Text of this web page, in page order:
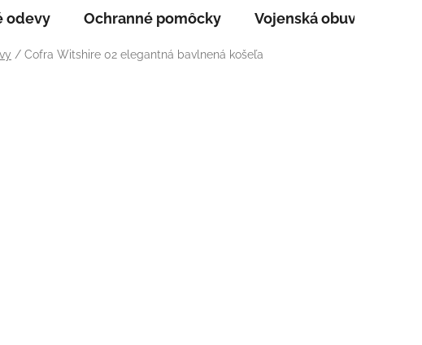
KOŠÍK
odevy Ochranné pomôcky Vojenská obuv
/ Cofra Witshire 02 elegantná bavlnená košeľa